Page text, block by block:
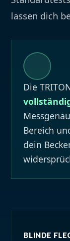
lassen dich
Die
Bereich
dein
BLINDE